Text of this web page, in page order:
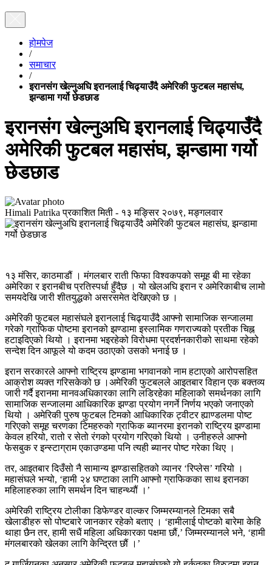
होमपेज
/
समाचार
/
इरानसंग खेल्नुअघि इरानलाई चिढ्याउँदै अमेरिकी फुटबल महासंघ,
झन्डामा गर्यो छेडछाड
इरानसंग खेल्नुअघि इरानलाई चिढ्याउँदै
अमेरिकी फुटबल महासंघ, झन्डामा गर्यो
छेडछाड
Himali Patrika प्रकाशित मिती - १३ मङ्सिर २०७९, मङ्गलवार
१३ मंसिर, काठमाडौं । मंगलबार राती फिफा विश्वकपको समूह बी मा रहेका
अमेरिका र इरानबीच प्रतिस्पर्धा हुँदैछ । यो खेलअघि इरान र अमेरिकाबीच लामो
समयदेखि जारी शीतयुद्धको असरसमेत देखिएको छ ।
अमेरिकी फुटबल महासंघले इरानलाई चिढ्याउँदै आफ्नो सामाजिक सन्जालमा
गरेको ग्राफिक पोष्टमा इरानको झण्डामा इस्लामिक गणराज्यको प्रतीक चिह्न
हटाइदिएको थियो । इरानमा भइरहेको विरोधमा प्रदर्शनकारीको साथमा रहेको
सन्देश दिन आफूले यो कदम उठाएको उसको भनाई छ ।
इरान सरकारले आफ्नो राष्ट्रिय झण्डामा भगवानको नाम हटाएको आरोपसहित
आक्रोश व्यक्त गरिसकेको छ ।अमेरिकी फुटबलले आइतबार विहान एक बक्तव्य
जारी गर्दै इरानमा मानवअधिकारका लागि लडिरहेका महिलाको समर्थनका लागि
सामाजिक सन्जालमा आधिकारिक झण्डा प्रयोग नगर्ने निर्णय भएको जनाएको
थियो । अमेरिकी पुरुष फुटबल टिमको आधिकारिक ट्वीटर ह्याण्डलमा पोष्ट
गरिएको समूह चरणका टिमहरुको ग्राफिक ब्यानरमा इरानको राष्ट्रिय झण्डामा
केवल हरियो, रातो र सेतो रंगको प्रयोग गरिएको थियो । उनीहरुले आफ्नो
फेसबुक र इन्स्टाग्राम एकाउण्डमा पनि त्यही ब्यानर पोष्ट गरेका थिए ।
तर, आइतबार दिउँसो नै सामान्य झण्डासहितको व्यानर ‘रिप्लेस’ गरियो ।
महासंघले भन्यो, ‘हामी २४ घण्टाका लागि आफ्नो ग्राफिकका साथ इरानका
महिलाहरुका लागि समर्थन दिन चाहन्थ्यौं ।’
अमेरिकी राष्ट्रिय टोलीका डिफेण्डर वाल्कर जिम्मरम्यानले टिमका सबै
खेलाडीहरु सो पोष्टबारे जानकार रहेको बताए । ‘हामीलाई पोष्टको बारेमा केहि
थाहा छैन तर, हामी सधैं महिला अधिकारका पक्षमा छौं,’ जिम्मरम्यानले भने, ‘हामी
मंगलबारको खेलका लागि केन्द्रित छौं ।’